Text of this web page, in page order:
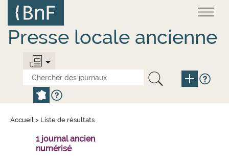
contenu
principal
Presse locale ancienne
Accueil > Liste de résultats
1 journal ancien
numérisé
Panneau de gestion des cookies